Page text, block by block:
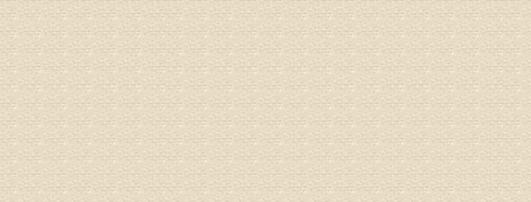
2、通过
3、通过
通过上
来我院